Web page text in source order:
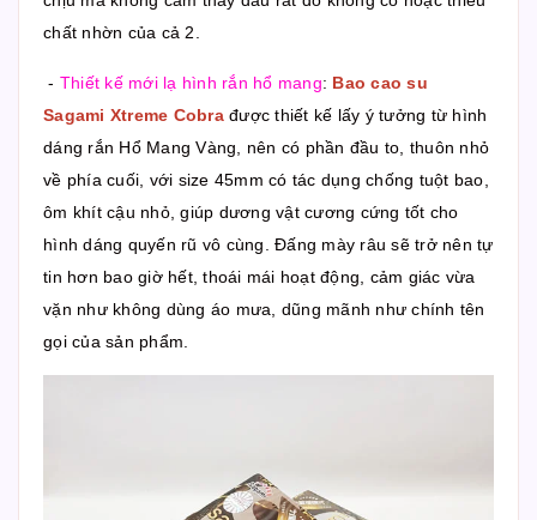
chất nhờn của cả 2.
- Thiết kế mới lạ hình rắn hổ mang: Bao cao su
Sagami Xtreme Cobrađược thiết kế lấy ý tưởng từ hình
dáng rắn Hổ Mang Vàng, nên có phần đầu to, thuôn nhỏ
về phía cuối, với size 45mm có tác dụng chống tuột bao,
ôm khít cậu nhỏ, giúp dương vật cương cứng tốt cho
hình dáng quyến rũ vô cùng. Đấng mày râu sẽ trở nên tự
tin hơn bao giờ hết, thoái mái hoạt động, cảm giác vừa
vặn như không dùng áo mưa, dũng mãnh như chính tên
gọi của sản phẩm.